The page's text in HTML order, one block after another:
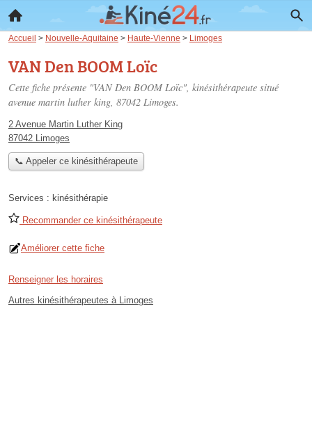
Accueil > Nouvelle-Aquitaine > Haute-Vienne > Limoges
VAN Den BOOM Loïc
Cette fiche présente "VAN Den BOOM Loïc", kinésithérapeute situé
avenue martin luther king, 87042 Limoges.
2 Avenue Martin Luther King
87042 Limoges
📞 Appeler ce kinésithérapeute
Services : kinésithérapie
Recommander ce kinésithérapeute
Améliorer cette fiche
Renseigner les horaires
Autres kinésithérapeutes à Limoges